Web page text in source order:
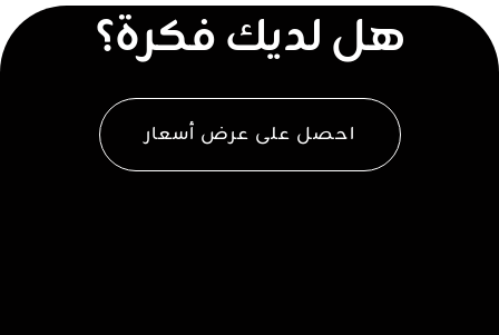
هل لديك فكرة؟
احصل على عرض أسعار